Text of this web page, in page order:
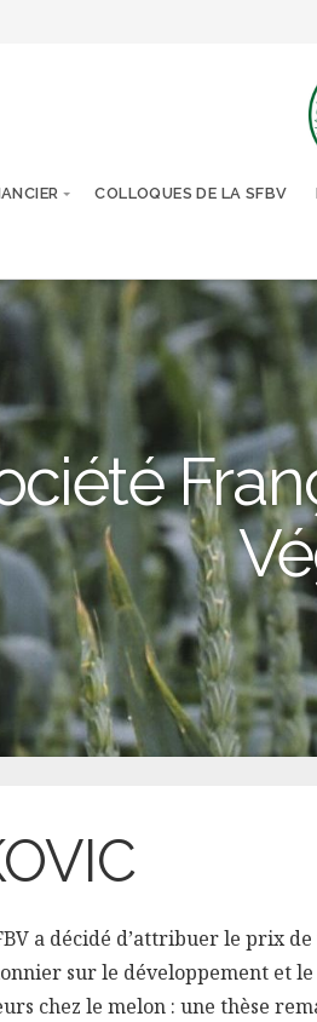
COLLOQUES DE LA SFBV
a décidé d’attribuer le prix de
sur le développement et
chez le melon : une thèse